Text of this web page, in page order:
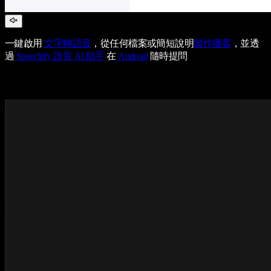
一鍵啟用文字轉語音，從任何檔案或簡短說明製作播客 ，並透
過 Speechify 語音 AI 助手在 Android 隨時提問